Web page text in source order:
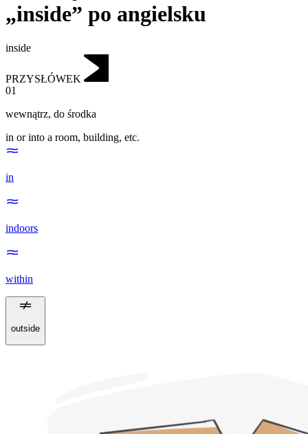
„inside” po angielsku
inside
PRZYSŁÓWEK
01
wewnątrz, do środka
in or into a room, building, etc.
in
indoors
within
outside